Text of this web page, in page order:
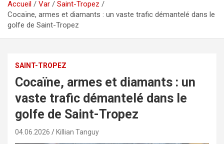
Accueil Var
Saint-Tropez
Cocaïne, armes et diamants : un vaste trafic démantelé dans le
golfe de Saint-Tropez
SAINT-TROPEZ
Cocaïne, armes et diamants : un
vaste trafic démantelé dans le
golfe de Saint-Tropez
04.06.2026 Killian Tanguy